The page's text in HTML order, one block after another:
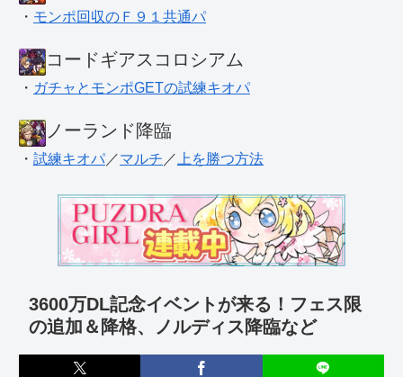
・ モンポ回収のＦ９１共通パ
コードギアスコロシアム
・ ガチャとモンポGETの試練キオパ
ノーランド降臨
・ 試練キオパ ／マルチ ／ 上を勝つ方法
3600万DL記念イベントが来る！フェス限
の追加＆降格、ノルディス降臨など